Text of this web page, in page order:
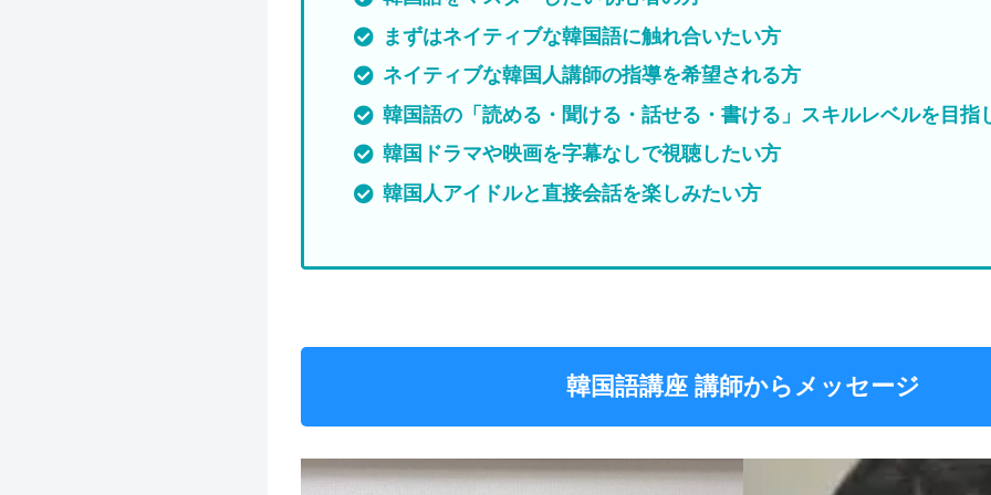
まずはネイティブな韓国語に触れ合いたい方
ネイティブな韓国人講師の指導を希望される方
韓国語の「読める・聞ける・話せる・書ける」スキルレベルを目指
韓国ドラマや映画を字幕なしで視聴したい方
韓国人アイドルと直接会話を楽しみたい方
韓国語講座 講師からメッセージ